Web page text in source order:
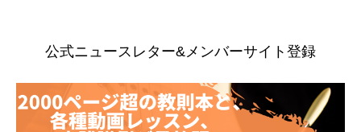
公式ニュースレター&メンバーサイト登録